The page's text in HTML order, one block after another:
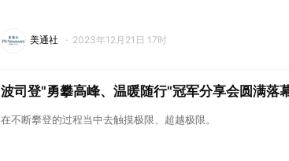
美通社 · 2023年12月21日 17时
波司登"勇攀高峰、温暖随行"冠军分享会圆满落
在不断攀登的过程当中去触摸极限、超越极限。